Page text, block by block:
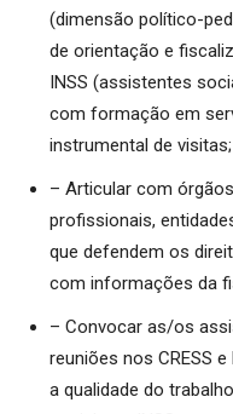
(dimensão político-
de orientação e
INSS (assistentes
com formação em
instrumental de visitas;
– Articular com
profissionais,
que defendem os
com informações da
– Convocar as/os
reuniões nos CRESS
a qualidade do